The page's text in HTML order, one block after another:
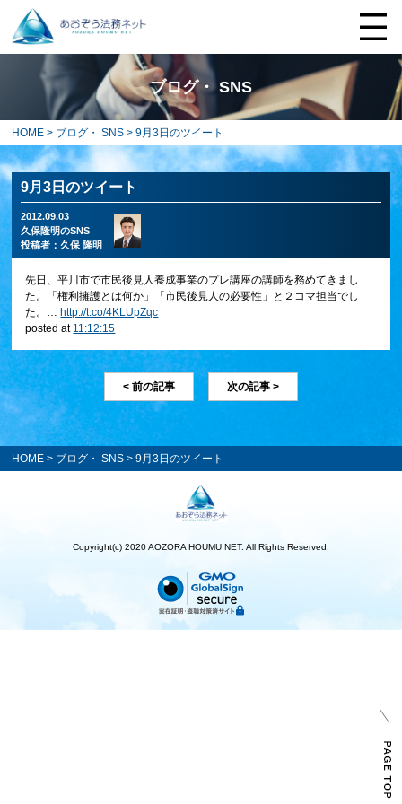
ブログ・ SNS
HOME > ブログ・ SNS > 9月3日のツイート
9月3日のツイート
2012.09.03
久保隆明のSNS
投稿者：久保 隆明
先日、平川市で市民後見人養成事業のプレ講座の講師を務めてきまし
た。「権利擁護とは何か」「市民後見人の必要性」と２コマ担当でし
た。… http://t.co/4KLUpZqc
posted at 11:12:15
< 前の記事 次の記事 >
HOME > ブログ・ SNS > 9月3日のツイート
Copyright(c) 2020 AOZORA HOUMU NET. All Rights Reserved.